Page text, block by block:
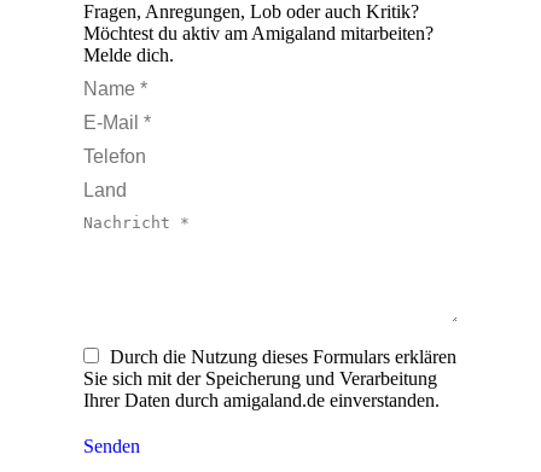
Fragen, Anregungen, Lob oder auch Kritik?
Möchtest du aktiv am Amigaland mitarbeiten?
Melde dich.
Name *
E-Mail *
Telefon
Land
Nachricht *
Durch die Nutzung dieses Formulars erklären
Sie sich mit der Speicherung und Verarbeitung
Ihrer Daten durch amigaland.de einverstanden.
Senden